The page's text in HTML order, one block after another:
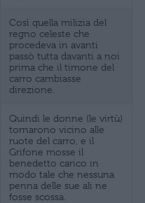
Così quella milizia del
regno celeste che
procedeva in avanti
passò tutta davanti a noi
prima che il timone del
carro cambiasse
direzione.
Quindi le donne (le virtù)
tornarono vicino alle
ruote del carro, e il
Grifone mosse il
benedetto carico in
modo tale che nessuna
penna delle sue ali ne
fosse scossa.